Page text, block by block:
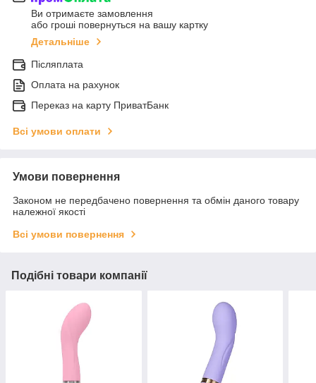
Ви отримаєте замовлення
або гроші повернуться на вашу картку
Детальніше
Післяплата
Оплата на рахунок
Переказ на карту ПриватБанк
Всі умови оплати
Умови повернення
Законом не передбачено повернення та обмін даного товару
належної якості
Всі умови повернення
Подібні товари компанії